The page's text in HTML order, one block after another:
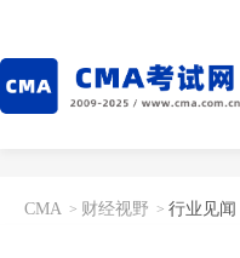
CMA > 财经视野 > 行业见闻